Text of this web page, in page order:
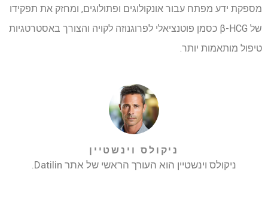
מספקת ידע מפתח עבור אונקולוגים ופתולוגים, ומחזק את תפקידו
של β-HCG כסמן פוטנציאלי לפרוגנוזה לקויה והצורך באסטרטגיות
טיפול מותאמות יותר.
ניקולס וינשטיין
ניקולס וינשטיין הוא העורך הראשי של אתר Datilin.